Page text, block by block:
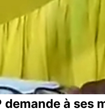
demande à ses